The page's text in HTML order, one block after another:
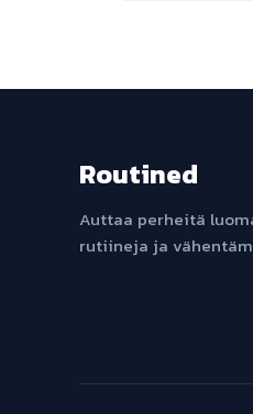
Routined
Auttaa perheitä
rutiineja ja